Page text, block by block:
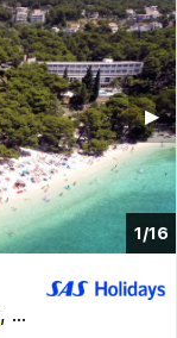
1/16
▶︎
, Kroatien